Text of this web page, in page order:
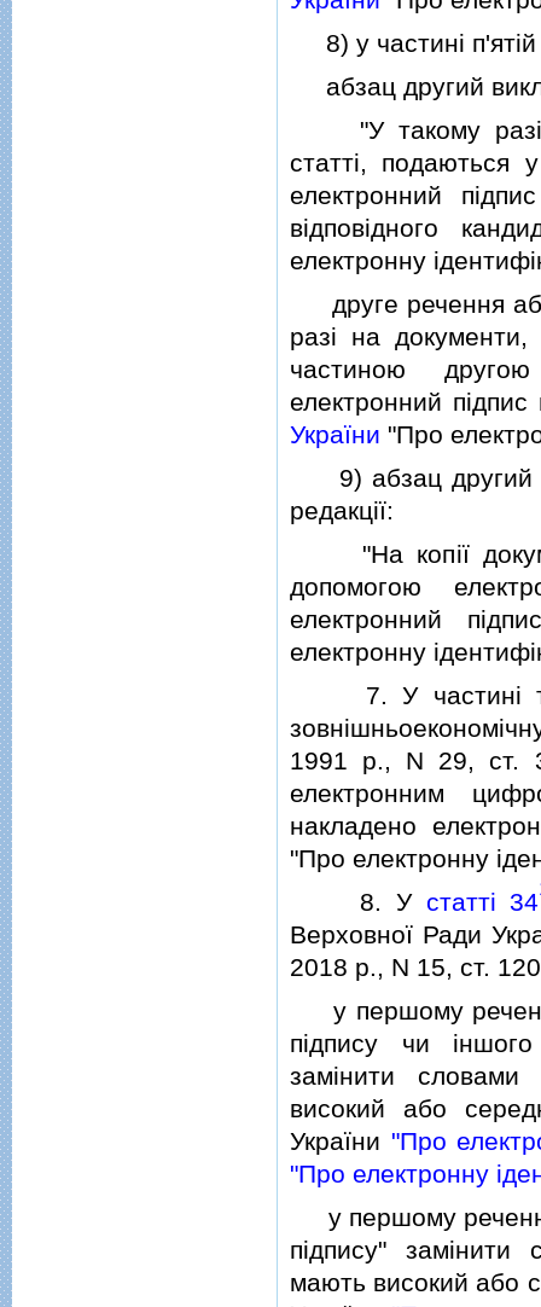
8) у частинi п'ятiй
абзац другий
"У такому разi
статтi, подаються
електронний
вiдповiдного
електронну
друге речення
разi на
частиною
електронний
України "Про
9) абзац другий
редакцiї:
"На копiї
допомогою
електронний
електронну
7. У частинi
1991 р., N 29, ст.
електронним
накладено
"Про електронну
8. У статтi 34
Верховної Ради
2018 р., N 15, ст.
у першому реченнi
пiдпису чи iншого
замiнити словами
високий або
України "Про
"Про електронну
у першому реченнi
пiдпису" замiнити
мають високий або